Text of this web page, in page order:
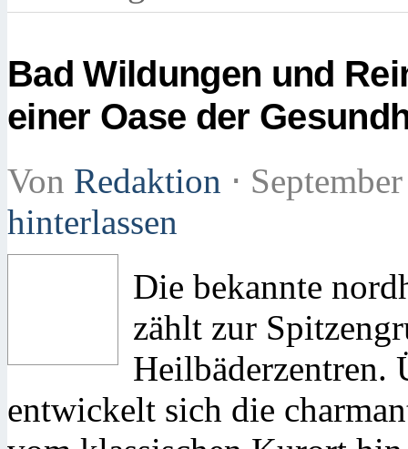
Bad Wildungen und
einer Oase der
Von Redaktion ⋅
hinterlassen
Die bekannte
zählt zur
Heilbäderzentren.
entwickelt sich die